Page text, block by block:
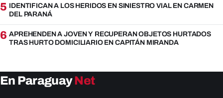
5 IDENTIFICAN A LOS HERIDOS EN SINIESTRO VIAL EN CARMEN
DEL PARANÁ
6 APREHENDEN A JOVEN Y RECUPERAN OBJETOS HURTADOS
TRAS HURTO DOMICILIARIO EN CAPITÁN MIRANDA
En ParaguayNet